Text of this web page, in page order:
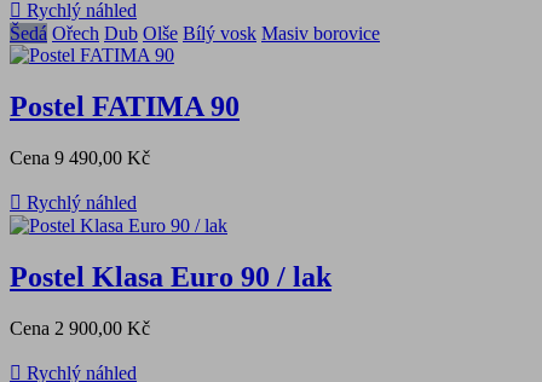
 Rychlý náhled
Šedá Ořech Dub Olše Bílý vosk Masiv borovice
Postel FATIMA 90
Cena 9 490,00 Kč
 Rychlý náhled
Postel Klasa Euro 90 / lak
Cena 2 900,00 Kč
 Rychlý náhled